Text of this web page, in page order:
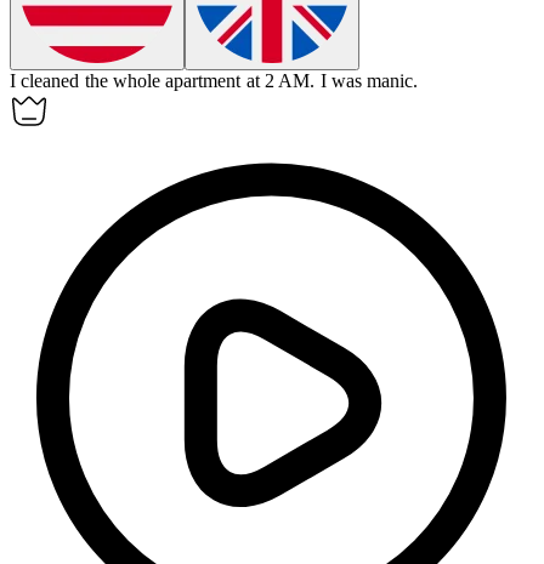
I cleaned the whole apartment at 2 AM. I wasmanic.